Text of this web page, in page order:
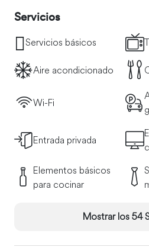
traslado desde y hacia el
Servicios
Servicios básicos
Aire acondicionado
Wi-Fi
Entrada privada
Elementos básicos
para cocinar
Mostrar los 54